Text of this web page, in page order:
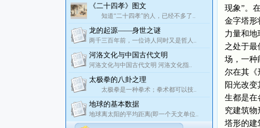
《二十四孝》图文
知道“二十四孝”的人，已经不多了..
龙的起源——身世之谜
两千三百年前，一位诗人同时又是哲人..
河洛文化与中国古代文明
河洛文化与中国古代文明 河洛文化指..
太极拳的八卦之理
太极拳是一种拳术；拳术都可以技..
地球的基本数据
地球离太阳的平均距离(即一个天文单位..
现象”。
金字塔形
力量和地
之处于最
场，一种
尔在其《
阳光改
生都是在
究建筑物
塔形的建